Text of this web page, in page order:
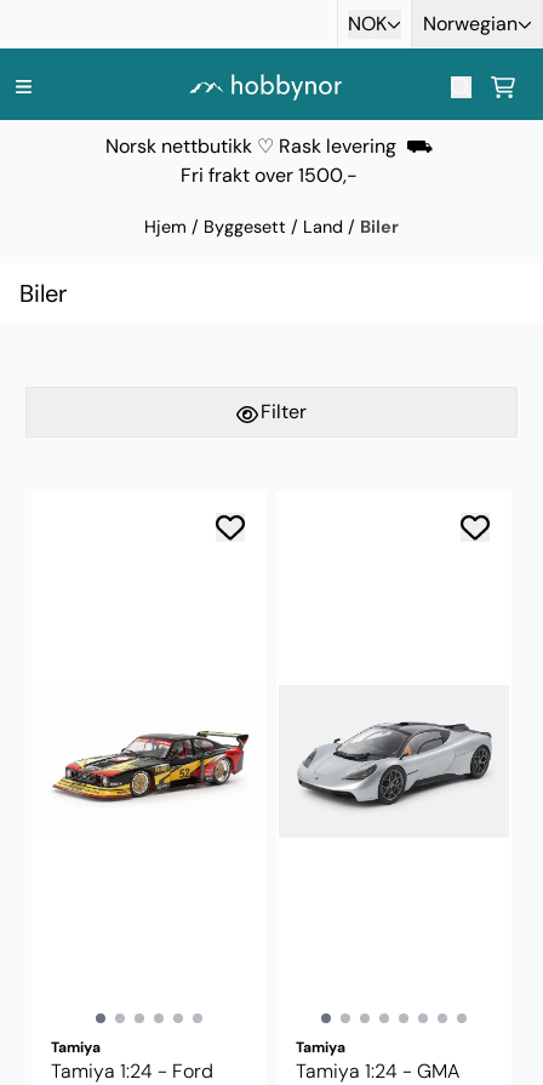
NOK Norwegian
Norsk nettbutikk ♡ Rask levering ⛟
Fri frakt over 1500,-
Hjem / Byggesett / Land / Biler
Biler
Filter
Tamiya
Tamiya 1:24 - Ford
Tamiya
Tamiya 1:24 - GMA